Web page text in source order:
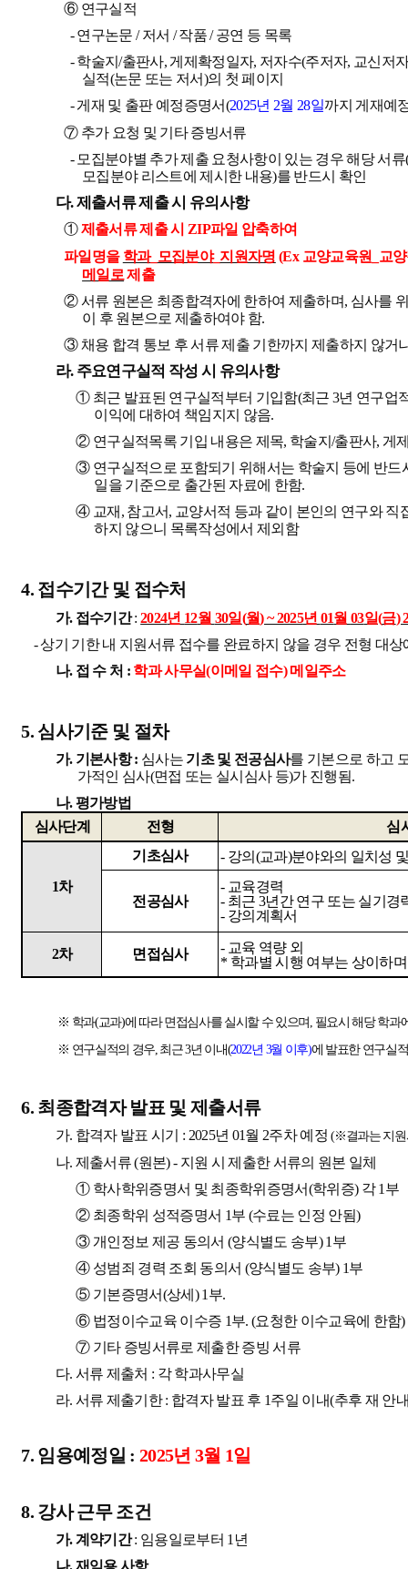
⑥ 연구실적
-연구논문/저서 /작품/공연 등 목록
-학술지/출판사, 게제확정일자, 저자수(주저자, 교신저
실적(논문 또는 저서)의 첫 페이지
-게재 및 출판 예정증명서(2025년 2월 28일까지 게재예
⑦ 추가 요청 및 기타 증빙서류
- 모집분야별 추가 제출 요청사항이 있는 경우 해당 서류
모집분야 리스트에 제시한 내용)를 반드시 확인
다.제출서류 제출 시 유의사항
①제출서류 제출 시 ZIP파일 압축하여
파일명을 학과_ 모집분야_ 지원자명 (Ex 교양교육원
교
메일로 제출
②서류 원본은 최종합격자에 한하여 제출하며, 심사를
이 후 원본으로 제출하여야 함.
③ 채용 합격 통보 후 서류 제출 기한까지 제출하지 않거
라. 주요연구실적 작성 시 유의사항
① 최근 발표된 연구실적부터 기입함(최근3년 연구업
이익에 대하여 책임지지 않음.
② 연구실적목록 기입 내용은 제목, 학술지/출판사, 게
③ 연구실적으로 포함되기 위해서는 학술지 등에 반드
일을 기준으로 출간된 자료에 한함.
④ 교재 , 참고서, 교양서적 등과 같이 본인의 연구와 직
하지 않으니 목록작성에서 제외함
4. 접수기간 및 접수처
가. 접수기간 :2024년 12월 30일(월) ~ 2025년 01월 03일(금)
-상기 기한 내 지원서류 접수를 완료하지 않을 경우 전형 대상
나. 접 수 처 : 학과 사무실(이메일 접수)메일주소
5. 심사기준 및 절차
가. 기본사항: 심사는 기초 및 전공심사를 기본으로 하고
가적인 심사(면접 또는 실시심사 등)가 진행됨.
나.평가방법
심사단계
전형 심
1차
기초심사 - 강의 (교과)분야와의 일치성
전공심사
- 교육경력
- 최근 3년간 연구 또는 실기경
- 강의계획서
2차 면접심사 - 교육 역량 외
* 학과별 시행 여부는 상이하
※ 학과(교과)에 따라 면접심사를 실시할 수 있으며 , 필요시 해당 학과
※ 연구실적의 경우, 최근3년 이내(2022년 3월 이후)에 발표한 연구실적
6. 최종합격자 발표 및 제출서류
가. 합격자 발표 시기 : 2025년 01월 2주차 예정(※결과는 지
나. 제출서류(원본) - 지원 시 제출한 서류의 원본 일체
① 학사학위증명서 및 최종학위증명서(학위증) 각1 부
② 최종학위 성적증명서 1부 (수료는 인정 안됨)
③ 개인정보 제공 동의서(양식별도 송부) 1 부
④ 성범죄 경력 조회 동의서 (양식별도 송부) 1부
⑤ 기본증명서(상세 ) 1 부.
⑥ 법정이수교육 이수증 1부. (요청한 이수교육에 한함)
⑦ 기타 증빙서류로 제출한 증빙 서류
다. 서류 제출처 : 각 학과사무실
라. 서류 제출기한: 합격자 발표 후 1주일 이내(추후 재 안
7. 임용예정일 :2025년3월 1일
8. 강사 근무 조건
가.계약기간: 임용일로부터 1 년
나. 재임용 사항